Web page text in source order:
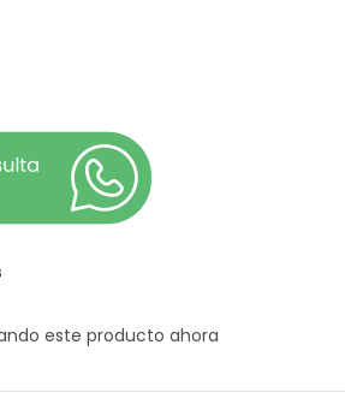
este producto ahora